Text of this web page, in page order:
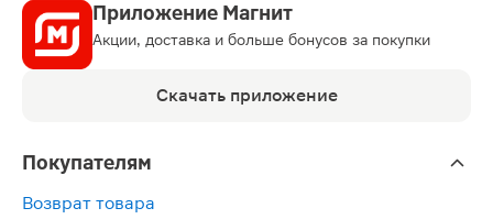
Приложение Магнит
Акции, доставка и больше бонусов за покупки
Скачать приложение
Покупателям
Возврат товара